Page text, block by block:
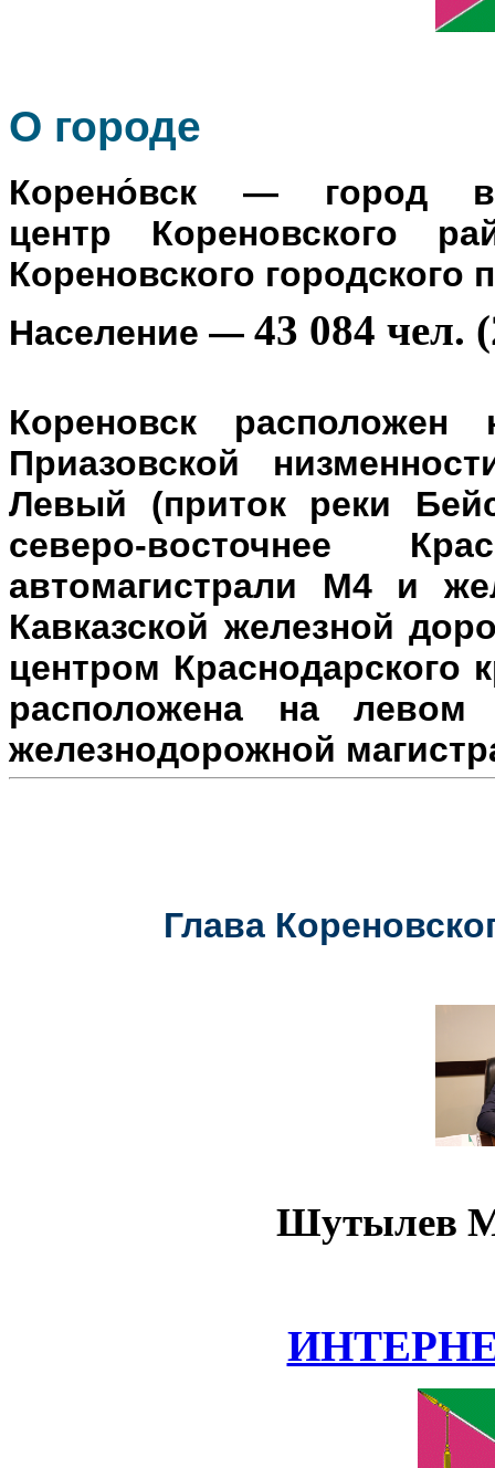
О городе
Корено́вск — город в
центр Кореновского
Кореновского городского
Население — 43 084 чел.
Кореновск
Приазовской
Левый (приток реки
северо-восточнее
автомагистрали М4 и
Кавказской железной
центром Краснодарского
расположена на левом
железнодорожной
Глава
Шутылев